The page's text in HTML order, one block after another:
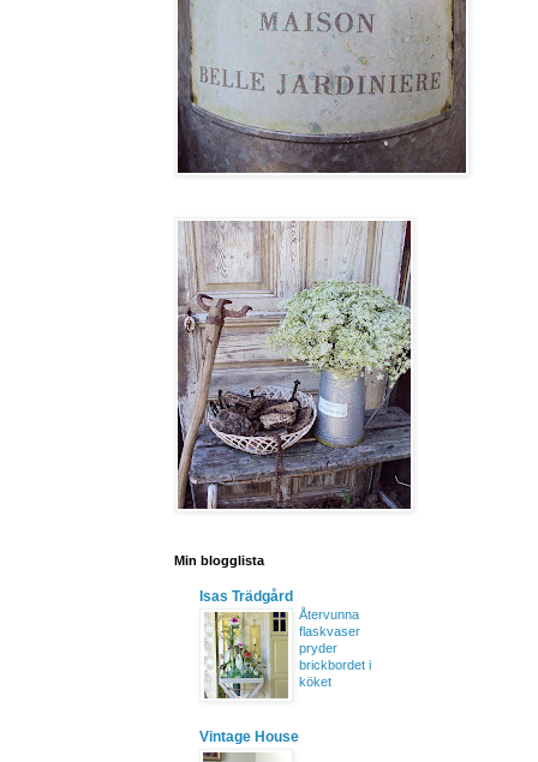
Min blogglista
Isas Trädgård
Återvunna
flaskvaser
pryder
brickbordet i
köket
Vintage House